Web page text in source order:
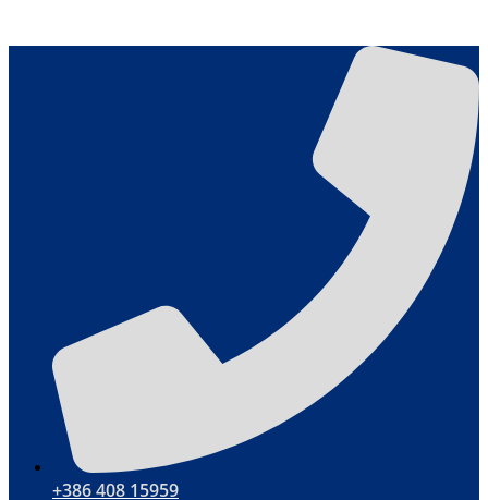
+386 408 15959